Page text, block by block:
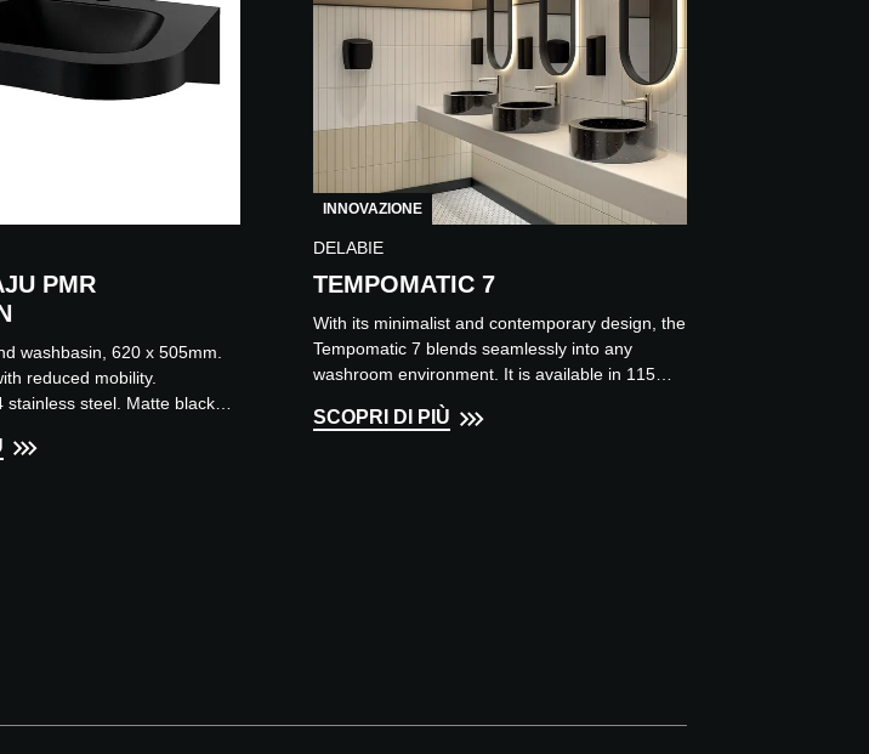
PMR
washbasin, 620 x 505mm.
reduced mobility.
stainless steel. Matte black
INNOVAZIONE
DELABIE
TEMPOMATIC 7
With its minimalist and contemporary design, the
Tempomatic 7 blends seamlessly into any
washroom environment. It is available in 115
mm and 245 mm sizes,...
SCOPRI DI PIÙ